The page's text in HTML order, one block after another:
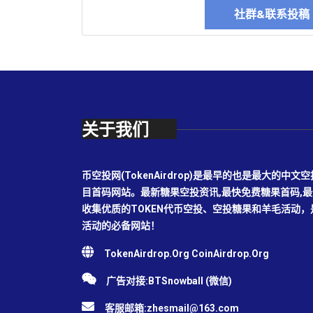
社群&联系投
关于我们
币空投网(TokenAirdrop)是最早的也是最大的中文
目首码网站。最新糖果空投资讯,最快免费糖果首码,
收集优质的TOKEN代币空投、空投糖果和羊毛活动
活动的必备网站！
TokenAirdrop.Org CoinAirdrop.Org
广告对接:BTSnowball (微信)
客服邮箱:zhesmail@163.com